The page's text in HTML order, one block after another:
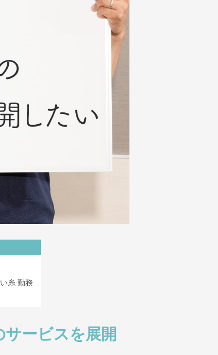
糸 勤務
ービスを展開